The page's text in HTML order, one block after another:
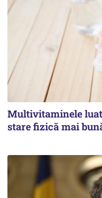
Multivitaminele
stare fizică mai